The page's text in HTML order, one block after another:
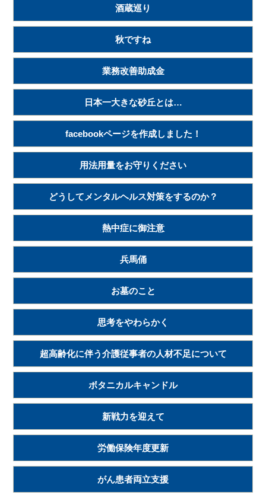
酒蔵巡り
秋ですね
業務改善助成金
日本一大きな砂丘とは…
facebookページを作成しました！
用法用量をお守りください
どうしてメンタルヘルス対策をするのか？
熱中症に御注意
兵馬俑
お墓のこと
思考をやわらかく
超高齢化に伴う介護従事者の人材不足について
ボタニカルキャンドル
新戦力を迎えて
労働保険年度更新
がん患者両立支援